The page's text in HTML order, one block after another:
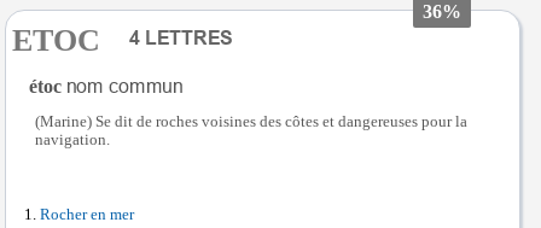
36%
ETOC
étoc
(Marine) Se dit de roches voisines des côtes et dangereuses pour la
navigation.
Rocher en mer